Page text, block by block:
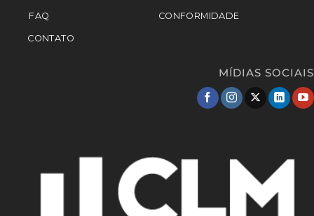
FAQ
CONTATO
CONFORMIDADE
MÍDIAS SOCIAIS